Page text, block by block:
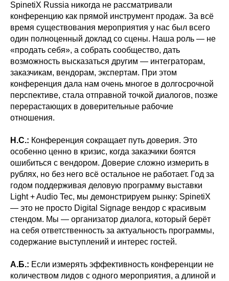
SpinetiX Russia никогда не рассматривали
конференцию как прямой инструмент продаж. За всё
время существования мероприятия у нас был всего
один полноценный доклад со сцены. Наша роль — не
«продать себя», а собрать сообщество, дать
возможность высказаться другим — интеграторам,
заказчикам, вендорам, экспертам. При этом
конференция дала нам очень многое в долгосрочной
перспективе, стала отправной точкой диалогов, позже
перерастающих в доверительные рабочие
отношения.
Н.С.: Конференция сокращает путь доверия. Это
особенно ценно в кризис, когда заказчики боятся
ошибиться с вендором. Доверие сложно измерить в
рублях, но без него всё остальное не работает. Год за
годом поддерживая деловую программу выставки
Light + Audio Tec, мы демонстрируем рынку: SpinetiX
— это не просто Digital Signage вендор с красивым
стендом. Мы — организатор диалога, который берёт
на себя ответственность за актуальность программы,
содержание выступлений и интерес гостей.
А.Б.: Если измерять эффективность конференции не
количеством лидов с одного мероприятия, а длиной и